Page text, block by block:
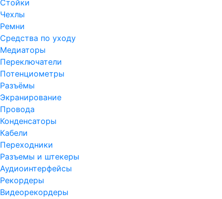
Стойки
Чехлы
Ремни
Средства по уходу
Медиаторы
Переключатели
Потенциометры
Разъёмы
Экранирование
Провода
Конденсаторы
Кабели
Переходники
Разъемы и штекеры
Аудиоинтерфейсы
Рекордеры
Видеорекордеры